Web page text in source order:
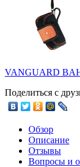
VANGUARD
Поделиться с
Обзор
Описание
Отзывы
Вопросы и